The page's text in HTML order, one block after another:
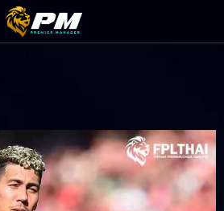
มิโน่ ตลอดค้าแข้ง 8 ปีให้กับหงส์